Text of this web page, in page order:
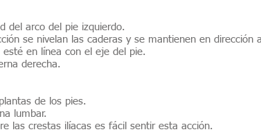
del arco del pie izquierdo.
se nivelan las caderas y se mantienen en dirección
en línea con el eje del pie.
derecha.
de los pies.
lumbar.
las crestas ilíacas es fácil sentir esta acción.